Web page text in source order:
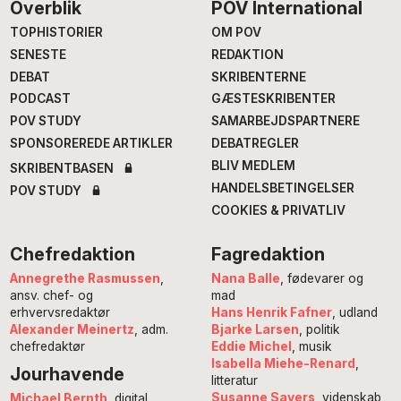
Footer
Overblik
TOPHISTORIER
SENESTE
DEBAT
PODCAST
POV STUDY
SPONSOREREDE ARTIKLER
SKRIBENTBASEN
POV STUDY
POV International
OM POV
REDAKTION
SKRIBENTERNE
GÆSTESKRIBENTER
SAMARBEJDSPARTNERE
DEBATREGLER
BLIV MEDLEM
HANDELSBETINGELSER
COOKIES & PRIVATLIV
Chefredaktion
Annegrethe Rasmussen
ansv. chef- og
erhvervsredaktør
Alexander Meinertz , adm.
chefredaktør
Jourhavende
Michael Bernth , digital
Fagredaktion
Nana Balle , fødevarer og
mad
Hans Henrik Fafner, udland
Bjarke Larsen , politik
Eddie Michel
, musik
Isabella Miehe-Renard
litteratur
Susanne Sayers , videnskab